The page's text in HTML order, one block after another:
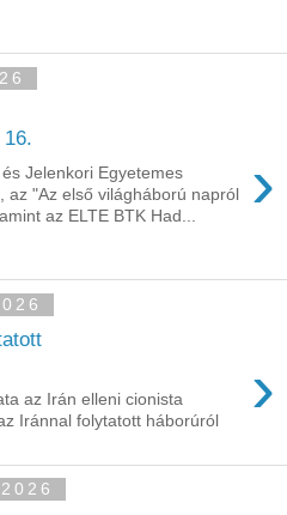
›
Jelenkori Egyetemes
az "Az első világháború napról
az ELTE BTK Had...
›
az Irán elleni cionista
Iránnal folytatott háborúról